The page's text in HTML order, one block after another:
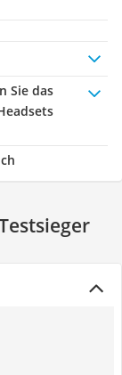
Sie das